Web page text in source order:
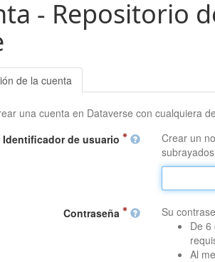
- Repositorio
de la cuenta
una cuenta en Dataverse con cualquiera
Identificador de usuario
Crear un
Contraseña
Su
De 6
Al